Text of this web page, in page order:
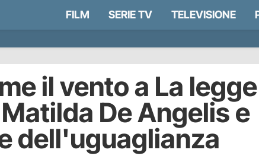
FILM SERIE TV TELEVISIONE
il vento a La legge
De Angelis e
dell'uguaglianza